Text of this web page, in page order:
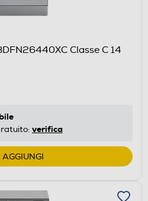
Classe C 14
verifica
AGGIUNGI